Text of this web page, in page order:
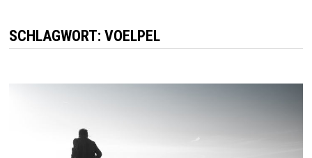
SCHLAGWORT: VOELPEL